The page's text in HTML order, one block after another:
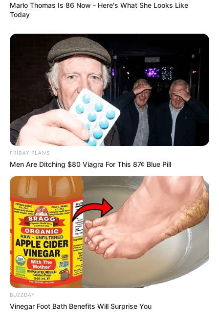
Marlo Thomas Is 86 Now - Here's What She Looks Like
Today
FRIDAY PLANS
Men Are Ditching $80 Viagra For This 87¢ Blue Pill
BUZZDAY
Vinegar Foot Bath Benefits Will Surprise You